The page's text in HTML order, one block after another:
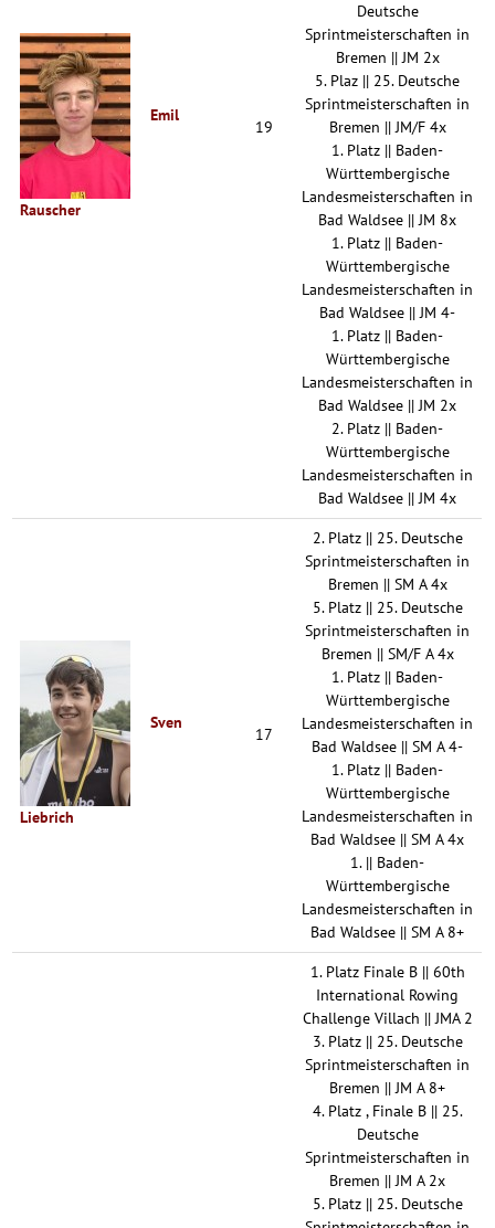
Emil
Rauscher
19
Deutsche
Sprintmeisterschaften in
Bremen || JM 2x
5. Plaz || 25. Deutsche
Sprintmeisterschaften in
Bremen || JM/F 4x
1. Platz || Baden-
Württembergische
Landesmeisterschaften in
Bad Waldsee || JM 8x
1. Platz || Baden-
Württembergische
Landesmeisterschaften in
Bad Waldsee || JM 4-
1. Platz || Baden-
Württembergische
Landesmeisterschaften in
Bad Waldsee || JM 2x
2. Platz || Baden-
Württembergische
Landesmeisterschaften in
Bad Waldsee || JM 4x
Sven
Liebrich
17
2. Platz || 25. Deutsche
Sprintmeisterschaften in
Bremen || SM A 4x
5. Platz || 25. Deutsche
Sprintmeisterschaften in
Bremen || SM/F A 4x
1. Platz || Baden-
Württembergische
Landesmeisterschaften in
Bad Waldsee || SM A 4-
1. Platz || Baden-
Württembergische
Landesmeisterschaften in
Bad Waldsee || SM A 4x
1. || Baden-
Württembergische
Landesmeisterschaften in
Bad Waldsee || SM A 8+
1. Platz Finale B || 60th
International Rowing
Challenge Villach || JMA 2
3. Platz || 25. Deutsche
Sprintmeisterschaften in
Bremen || JM A 8+
4. Platz , Finale B || 25.
Deutsche
Sprintmeisterschaften in
Bremen || JM A 2x
5. Platz || 25. Deutsche